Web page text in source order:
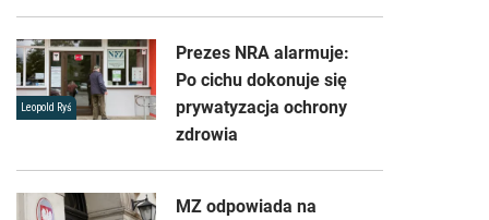
Leopold Ryś
Prezes NRA alarmuje:
Po cichu dokonuje się
prywatyzacja ochrony
zdrowia
MZ odpowiada na